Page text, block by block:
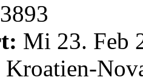
3893
Mi 23. Feb
Kroatien-